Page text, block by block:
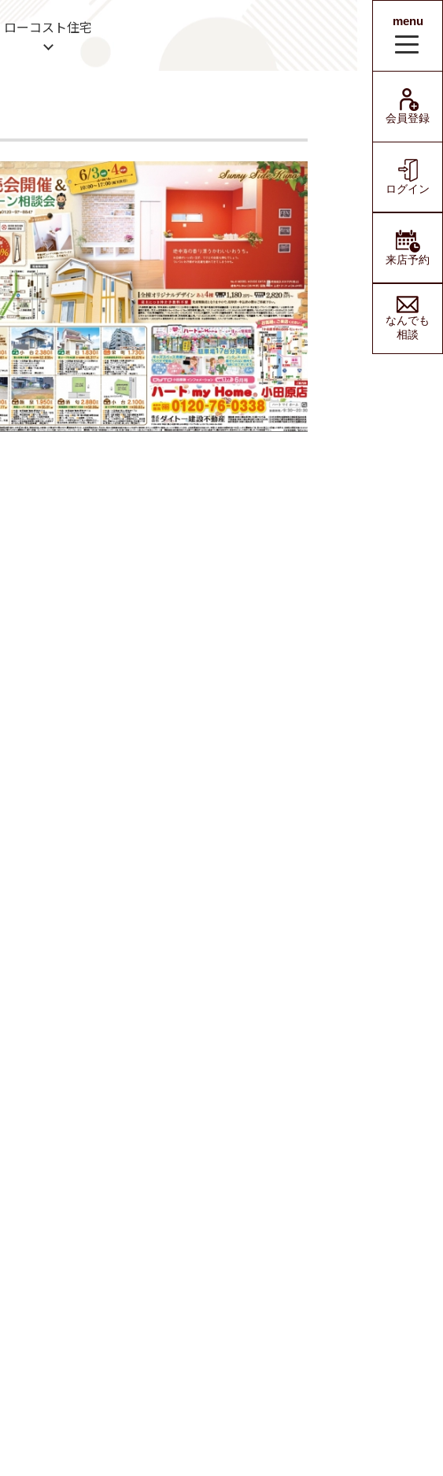
ローコスト住宅 menu
会員登録
ログイン
来店予約
なんでも
相談